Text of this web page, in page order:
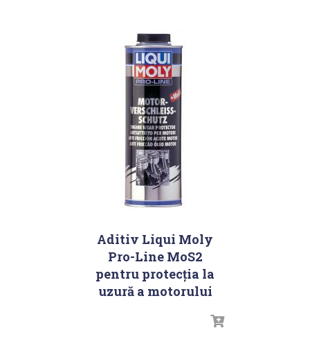
Aditiv Liqui Moly
Pro-Line MoS2
pentru protecția la
uzură a motorului